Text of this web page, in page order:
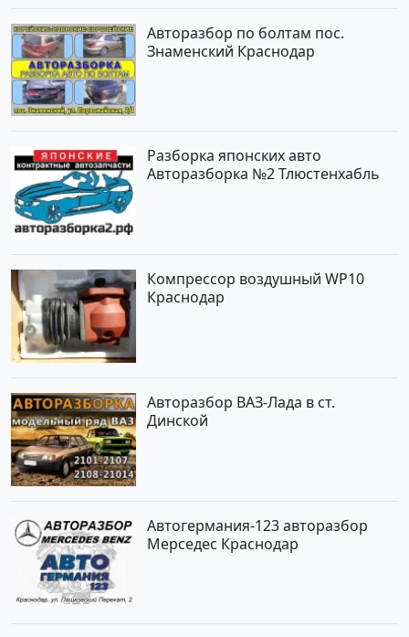
Авторазбор по болтам пос.
Знаменский Краснодар
Разборка японских авто
Авторазборка №2 Тлюстенхабль
Компрессор воздушный WP10
Краснодар
Авторазбор ВАЗ-Лада в ст.
Динской
Автогермания-123 авторазбор
Мерседес Краснодар